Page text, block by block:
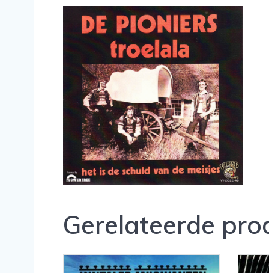
Gerelateerde